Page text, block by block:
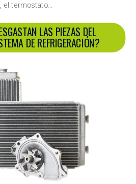
el termostato…
LAS PIEZAS DEL
DE REFRIGERACIÓN?